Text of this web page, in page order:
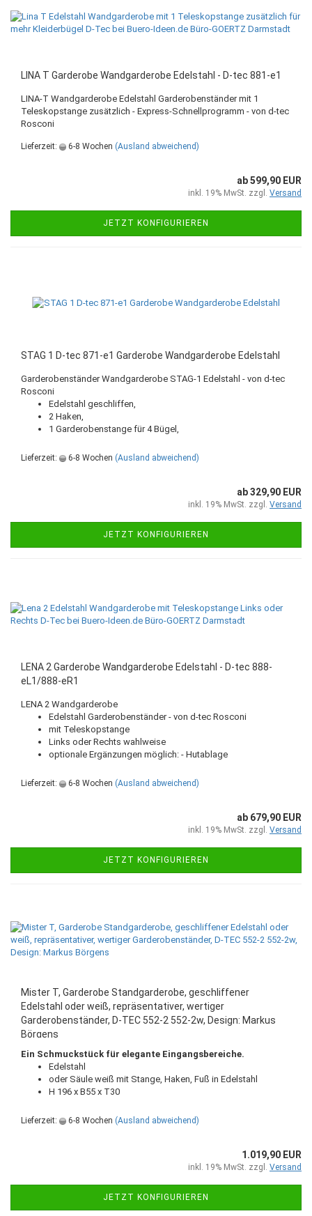
LINA T Garderobe Wandgarderobe Edelstahl - D-tec 881-e1
LINA-T Wandgarderobe Edelstahl Garderobenständer mit 1
Teleskopstange zusätzlich - Express-Schnellprogramm - von d-tec
Rosconi
Lieferzeit: 6-8 Wochen (Ausland abweichend)
ab 599,90 EUR
inkl. 19% MwSt. zzgl. Versand
JETZT KONFIGURIEREN
STAG 1 D-tec 871-e1 Garderobe Wandgarderobe Edelstahl
Garderobenständer Wandgarderobe STAG-1 Edelstahl - von d-tec
Rosconi
Edelstahl geschliffen,
2 Haken,
1 Garderobenstange für 4 Bügel,
Lieferzeit: 6-8 Wochen (Ausland abweichend)
ab 329,90 EUR
inkl. 19% MwSt. zzgl. Versand
JETZT KONFIGURIEREN
LENA 2 Garderobe Wandgarderobe Edelstahl - D-tec 888-
eL1/888-eR1
LENA 2 Wandgarderobe
Edelstahl Garderobenständer - von d-tec Rosconi
mit Teleskopstange
Links oder Rechts wahlweise
optionale Ergänzungen möglich: - Hutablage
Lieferzeit: 6-8 Wochen (Ausland abweichend)
ab 679,90 EUR
inkl. 19% MwSt. zzgl. Versand
JETZT KONFIGURIEREN
Mister T, Garderobe Standgarderobe, geschliffener
Edelstahl oder weiß, repräsentativer, wertiger
Garderobenständer, D-TEC 552-2 552-2w, Design: Markus
Börgens
Ein Schmuckstück für elegante Eingangsbereiche.
Edelstahl
oder Säule weiß mit Stange, Haken, Fuß in Edelstahl
H 196 x B55 x T30
Lieferzeit: 6-8 Wochen (Ausland abweichend)
1.019,90 EUR
inkl. 19% MwSt. zzgl. Versand
JETZT KONFIGURIEREN